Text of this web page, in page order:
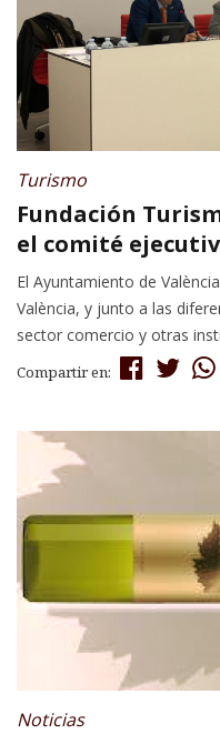
Turismo
Fundación
el comité
El Ayuntamiento de
València, y junto a las
sector comercio y otras
Compartir en:
Noticias